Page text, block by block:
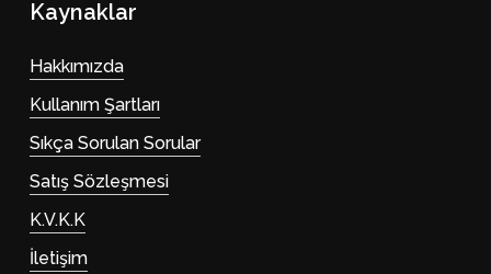
Kaynaklar
Hakkımızda
Kullanım Şartları
Sıkça Sorulan Sorular
Satış Sözleşmesi
K.V.K.K
İletişim